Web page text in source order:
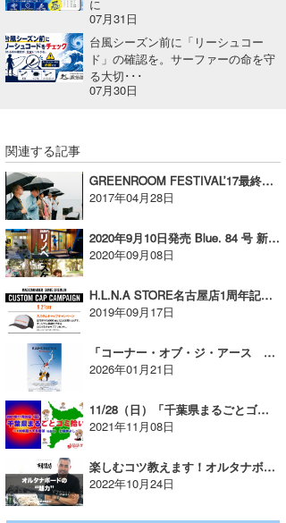
に
07月31日
台風シーズン前に「リーシュコー
ド」の確認を。サーファーの命を守
る大切･･･
07月30日
関連する記事
GREENROOM FESTIVAL’17最終アーティスト発表【広告】
2017年04月28日
2020年9月10日発売 Blue. 84 号 新刊案内【AD】
2020年09月08日
H.L.N.A STORE名古屋店1周年記念キャンペーンが開催される【AD】
2019年09月17日
「コーナー・オブ・ジ・アース カムチャツカ」2/27（金）公開決定！【AD】
2026年01月21日
11/28（日）「千葉県まるごとゴミ拾い」『Waii Wai Ramen 8』ではデカ餃子プレゼント！
2021年11月08日
楽しむコツ教えます！オルタナボードの世界
2022年10月24日
たっちー
ハンマー
まっきー
小川予報士
上田純子
上條将美
唐澤予報士
SancheZ
ゴン
米山予報士
wanda
予報士 hiro.
banpaku